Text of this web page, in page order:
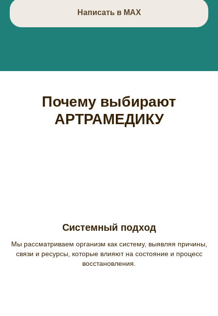
Написать в МАХ
Почему выбирают
АРТРАМЕДИКУ
Системный подход
Мы рассматриваем организм как систему, выявляя причины,
связи и ресурсы, которые влияют на состояние и процесс
восстановления.